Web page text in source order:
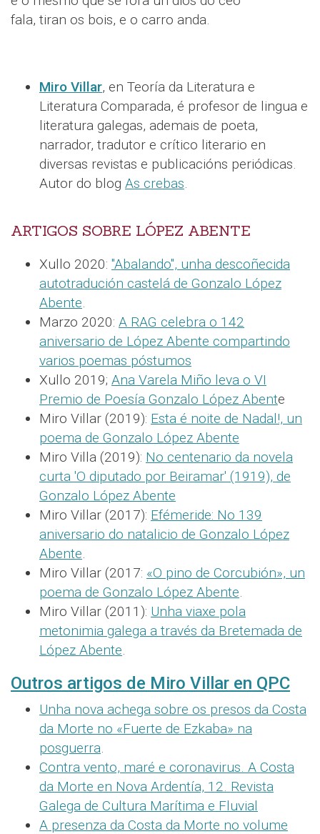
fala, tiran os bois, e o carro anda.
Miro Villar, en Teoría da Literatura e
Literatura Comparada, é profesor de lingua e
literatura galegas, ademais de poeta,
narrador, tradutor e crítico literario en
diversas revistas e publicacións periódicas.
Autor do blog As crebas.
ARTIGOS SOBRE LÓPEZ ABENTE
Xullo 2020: "Abalando", unha descoñecida
autotradución castelá de Gonzalo López
Abente.
Marzo 2020: A RAG celebra o 142
aniversario de López Abente compartindo
varios poemas póstumos
Xullo 2019; Ana Varela Miño leva o VI
Premio de Poesía Gonzalo López Abente
Miro Villar (2019): Esta é noite de Nadal!, un
poema de Gonzalo López Abente
Miro Villa (2019): No centenario da novela
curta 'O diputado por Beiramar' (1919), de
Gonzalo López Abente
Miro Villar (2017): Efémeride: No 139
aniversario do natalicio de Gonzalo López
Abente.
Miro Villar (2017: «O pino de Corcubión», un
poema de Gonzalo López Abente.
Miro Villar (2011): Unha viaxe pola
metonimia galega a través da Bretemada de
López Abente.
Outros artigos de Miro Villar en QPC
Unha nova achega sobre os presos da Costa
da Morte no «Fuerte de Ezkaba» na
posguerra.
Contra vento, maré e coronavirus. A Costa
da Morte en Nova Ardentía, 12. Revista
Galega de Cultura Marítima e Fluvial
A presenza da Costa da Morte no volume